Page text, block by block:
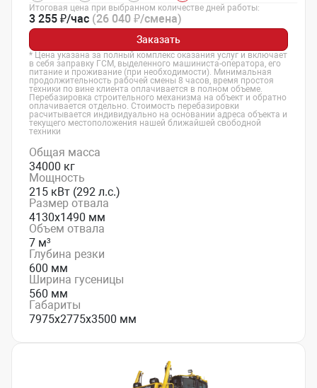
Итоговая цена при выбранном количестве дней работы:
3 255 ₽/час (26 040 ₽/смена)
Заказать
* Цена указана за полный комплекс оказания услуг и включает
в себя заправку ГСМ, выделенного машиниста-оператора, его
питание и проживание (при необходимости). Минимальная
продолжительность рабочей смены 8 часов, время простоя
техники по вине клиента оплачивается в полном объеме.
Перебазировка строительного механизма на объект и обратно
оплачивается отдельно. Стоимость перебазировки
расчитывается индивидуально на основании адреса объекта и
текущего местоположения нашей ближайшей свободной
техники
Общая масса
34000 кг
Мощность
215 кВт (292 л.с.)
Размер отвала
4130х1490 мм
Объем отвала
7 м³
Глубина резки
600 мм
Ширина гусеницы
560 мм
Габариты
7975х2775х3500 мм